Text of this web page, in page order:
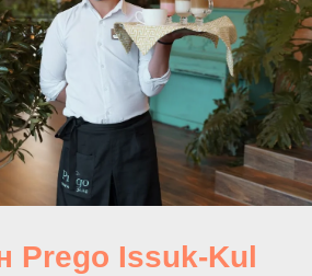
Prego Issuk-Kul